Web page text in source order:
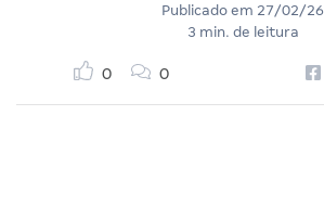
Publicado em 27/02/26
3 min. de leitura
0 0